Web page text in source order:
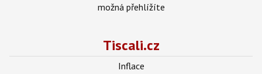
možná přehlížíte
Tiscali.cz
Inflace